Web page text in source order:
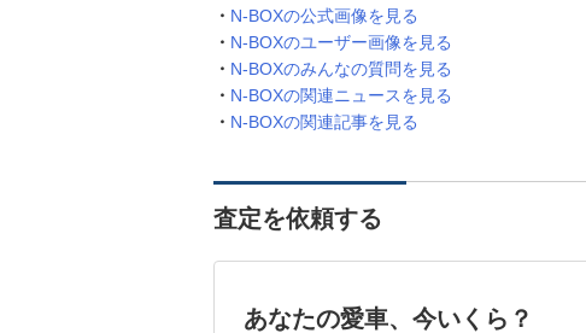
N-BOXの公式画像を見る
N-BOXのユーザー画像を見る
N-BOXのみんなの質問を見る
N-BOXの関連ニュースを見る
N-BOXの関連記事を見る
査定を依頼する
あなたの愛車、今いくら？